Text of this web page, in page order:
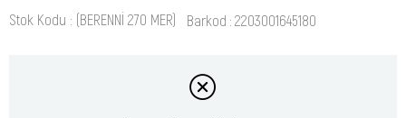
Stok Kodu (BERENNİ 270 MER) Barkod : 2203001645180